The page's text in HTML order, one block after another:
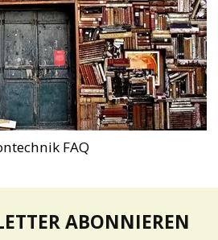
FAQ
ABONNIEREN